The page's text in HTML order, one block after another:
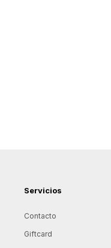
Servicios
Contacto
Giftcard